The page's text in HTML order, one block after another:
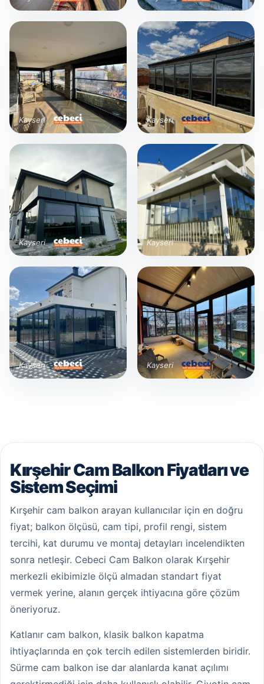
Kayseri Kayseri
Kayseri Kayseri
Kayseri Kayseri
Kırşehir Cam Balkon Fiyatları ve
Sistem Seçimi
Kırşehir cam balkon arayan kullanıcılar için en doğru
fiyat; balkon ölçüsü, cam tipi, profil rengi, sistem
tercihi, kat durumu ve montaj detayları incelendikten
sonra netleşir. Cebeci Cam Balkon olarak Kırşehir
merkezli ekibimizle ölçü almadan standart fiyat
vermek yerine, alanın gerçek ihtiyacına göre çözüm
öneriyoruz.
Katlanır cam balkon, klasik balkon kapatma
ihtiyaçlarında en çok tercih edilen sistemlerden biridir.
Sürme cam balkon ise dar alanlarda kanat açılımı